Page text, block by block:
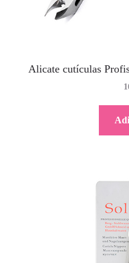
Alicate cutículas